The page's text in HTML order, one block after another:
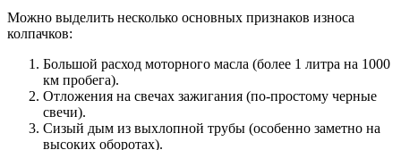
Можно выделить несколько основных признаков износа
колпачков:
Большой расход моторного масла (более 1 литра на 1000
км пробега).
Отложения на свечах зажигания (по-простому черные
свечи).
Сизый дым из выхлопной трубы (особенно заметно на
высоких оборотах).